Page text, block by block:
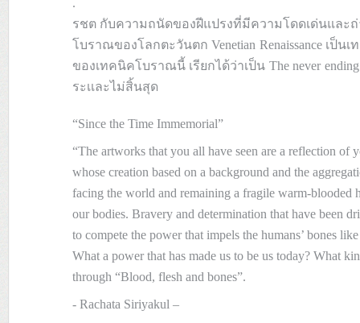
.
รชต กับความถนัดของฝีแปรงที่มีความโดดเด่นและ
โบราณของโลกตะวันตก Venetian Renaissance
ของเทคนิคโบราณนี้ เรียกได้ว่าเป็น The never
ระเเละไม่สิ้นสุด
“Since the Time Immemorial”
“The artworks that you all have seen are a reflection of
whose creation based on a background and the
facing the world and remaining a fragile warm-blooded
our bodies. Bravery and determination that have been
to compete the power that impels the humans’ bones
What a power that has made us to be us today? What
through “Blood, flesh and bones”.
- Rachata Siriyakul –